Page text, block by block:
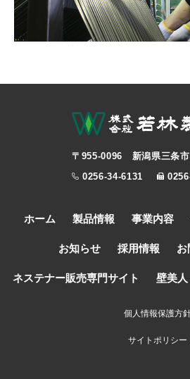
〒955-0096 新潟県三条市
0256-34-6131
ホーム 製品情報 事業内容
お知らせ 採用情報 お
ネステナー販売専門サイト 壁美
個人情報保護方
サイトポリシー